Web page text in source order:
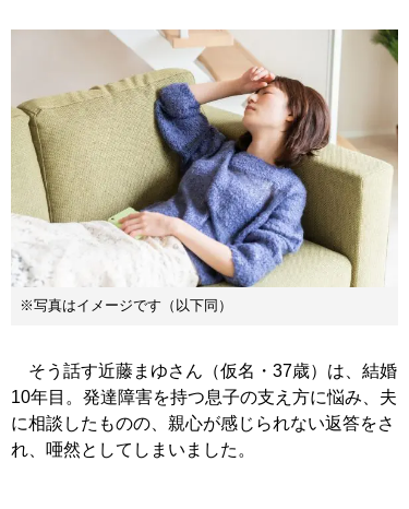
※写真はイメージです（以下同）
そう話す近藤まゆさん（仮名・37歳）は、結婚
10年目。発達障害を持つ息子の支え方に悩み、夫
に相談したものの、親心が感じられない返答をさ
れ、唖然としてしまいました。